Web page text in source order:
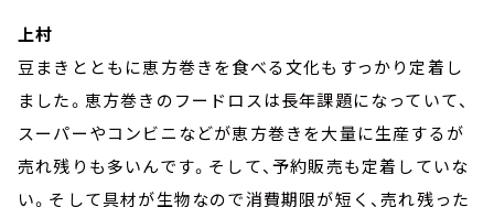
上村
豆まきとともに恵方巻きを食べる文化もすっかり定着し
ました。恵方巻きのフードロスは長年課題になっていて、
スーパーやコンビニなどが恵方巻きを大量に生産するが
売れ残りも多いんです。そして、予約販売も定着していな
い。そして具材が生物なので消費期限が短く、売れ残った